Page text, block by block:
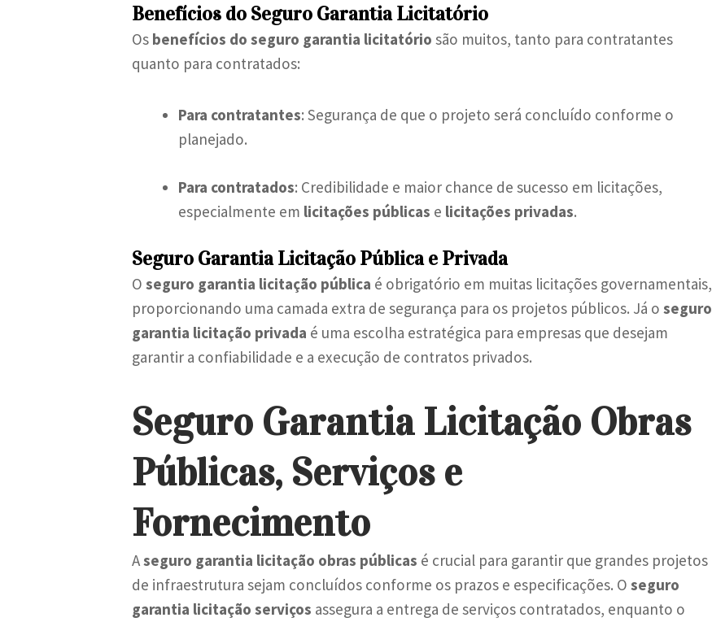
Benefícios do Seguro Garantia Licitatório
Os benefícios do seguro garantia licitatório são muitos, tanto para contratantes
quanto para contratados:
Para contratantes: Segurança de que o projeto será concluído conforme o
planejado.
Para contratados: Credibilidade e maior chance de sucesso em licitações,
especialmente em licitações públicas e licitações privadas.
Seguro Garantia Licitação Pública e Privada
O seguro garantia licitação pública é obrigatório em muitas licitações governamentais,
proporcionando uma camada extra de segurança para os projetos públicos. Já o seguro
garantia licitação privada é uma escolha estratégica para empresas que desejam
garantir a confiabilidade e a execução de contratos privados.
Seguro Garantia Licitação Obras
Públicas, Serviços e
Fornecimento
Aseguro garantia licitação obras públicas é crucial para garantir que grandes projetos
de infraestrutura sejam concluídos conforme os prazos e especificações. O seguro
garantia licitação serviços assegura a entrega de serviços contratados, enquanto o